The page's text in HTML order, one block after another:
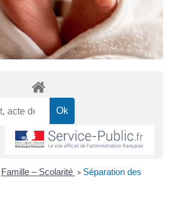
Famille – Scolarité > Séparation des